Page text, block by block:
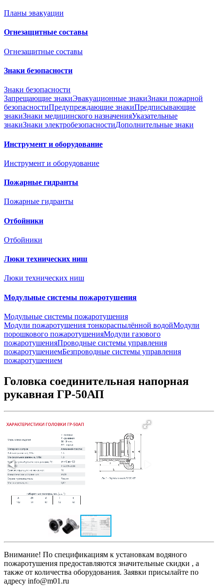
Планы эвакуации
Огнезащитные составы
Огнезащитные составы
Знаки безопасности
Знаки безопасности
Запрещающие знакиЭвакуационные знакиЗнаки пожарной
безопасностиПредупреждающие знакиПредписывающие
знакиЗнаки медицинского назначенияУказательные
знакиЗнаки электробезопасностиДополнительные знаки
Инструмент и оборудование
Инструмент и оборудование
Пожарные гидранты
Пожарные гидранты
Отбойники
Отбойники
Люки технических ниш
Люки технических ниш
Модульные системы пожаротушения
Модульные системы пожаротушения
Модули пожаротушения тонкораспылённой водойМодули
порошкового пожаротушенияМодули газового
пожаротушенияПроводные системы управления
пожаротушениемБезпроводные системы управления
пожаротушением
Головка соединительная напорная
рукавная ГР-50АП
Внимание! По спецификациям к установкам водяного
пожаротушения предоставляются значительные скидки , а
также от количества оборудования. Заявки присылайте по
адресу info@m01.ru